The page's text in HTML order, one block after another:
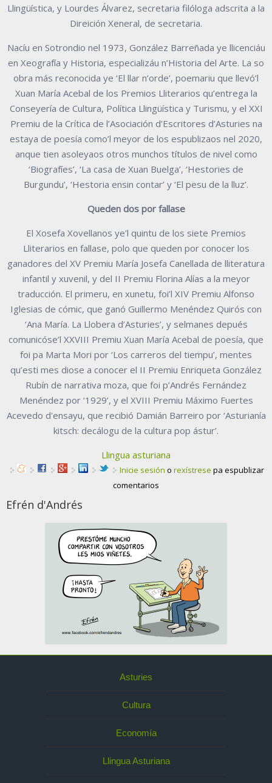
Llingüística, y Lourdes Álvarez, secretaria filóloga adscrita a la
Direición Xeneral, de secretaria.
Nacíu en Sotrondio nel 1973, González Barreñada ye llicenciáu
en Xeografía y Historia, especializáu n’Historia del Arte. La so
obra más reconocida ye ‘El llar n’orde’, poemariu que llevó’l
Xuan María Acebal de los Premios Lliterarios qu’entrega la
Conseyería de Cultura, Política Llingüística y Turismu, y el XXI
Premiu de la Crítica de l’Asociación d’Escritores d’Asturies na
estaya de poesía como’l meyor de los espublizaos nel 2020,
anque tien asoleyaos otros munchos títulos de nivel como
‘Biografíes’, ‘La casa de Xuan Buelga’, ‘Hestories de
Burgundu’, ‘Hestoria ensin contar’ y ‘El pesu de la lluz’.
Queden dos por fallase
El Xosefa Xovellanos ye’l quintu de los siete Premios
Lliterarios en fallase, polo que queden por conocer los
ganadores del XV Premiu María Josefa Canellada de lliteratura
infantil y xuvenil, y del II Premiu Florina Alías a la meyor
traducción. El primeru, en xunetu, foi’l XIV Premiu Alfonso
Iglesias de cómic, que ganó Guillermo Menéndez Quirós con
‘Ana María. La Llobera d’Asturies’, y selmanes depués
comunicóse’l XXVIII Premiu Xuan María Acebal de poesía, que
foi pa Marta Mori por ‘Los carreros del tiempu’, mentes
qu’esti mes diose a conocer el II Premiu Enriqueta González
Rubín de narrativa moza, que foi p’Andrés Fernández
Menéndez por ‘1929’, y el XVIII Premiu Máximo Fuertes
Acevedo d'ensayu, que recibió Damián Barreiro por ‘Asturianía
kitsch: decálogu de la cultura pop ástur’.
Llingua asturiana
Inicie sesión o rexístrese pa espublizar
comentarios
Efrén d'Andrés
Asturies
Cultura
Economía
Llingua Asturiana